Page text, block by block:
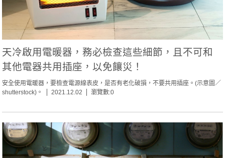
天冷啟用電暖器，務必檢查這些細節，且不可和
其他電器共用插座，以免饟災！
安全使用電暖器，要檢查電源線表皮，是否有老化破損，不要共用插座。(示意圖／
shutterstock)。
2021.12.02 瀏覽數:0